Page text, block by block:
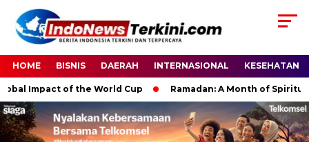
HOME BISNIS DAERAH INTERNASIONAL KESEHATAN
of the World Cup Ramadan: A Month of Spiritual